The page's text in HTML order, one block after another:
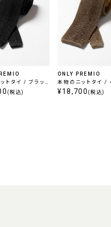
トタイ / ブラッ
(税込)
ONLY PREMIO
本物のニットタイ /
ュ
¥18,700 (税込)